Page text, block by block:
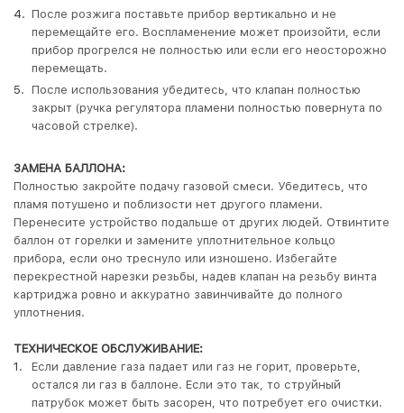
После розжига поставьте прибор вертикально и не
перемещайте его. Воспламенение может произойти, если
прибор прогрелся не полностью или если его неосторожно
перемещать.
После использования убедитесь, что клапан полностью
закрыт (ручка регулятора пламени полностью повернута по
часовой стрелке).
ЗАМЕНА БАЛЛОНА:
Полностью закройте подачу газовой смеси. Убедитесь, что
пламя потушено и поблизости нет другого пламени.
Перенесите устройство подальше от других людей. Отвинтите
баллон от горелки и замените уплотнительное кольцо
прибора, если оно треснуло или изношено. Избегайте
перекрестной нарезки резьбы, надев клапан на резьбу винта
картриджа ровно и аккуратно завинчивайте до полного
уплотнения.
ТЕХНИЧЕСКОЕ ОБСЛУЖИВАНИЕ:
Если давление газа падает или газ не горит, проверьте,
остался ли газ в баллоне. Если это так, то струйный
патрубок может быть засорен, что потребует его очистки.